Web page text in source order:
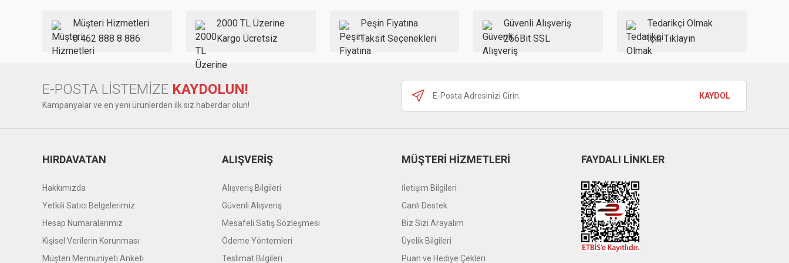
Ürün bilgilerinde hatalar bulunuyor.
Ürün fiyatı diğer sitelerden daha pahalı.
Bu ürüne benzer farklı alternatifler olmalı.
Gönder
Müşteri Hizmetleri
0 462 888 8 886
2000 TL Üzerine
Kargo Ücretsiz
Peşin Fiyatına
Taksit Seçenekleri
Güvenli Alışveriş
256Bit SSL
Tedarikçi Olmak
İçin Tıklayın
E-POSTA LİSTEMİZE KAYDOLUN!
Kampanyalar ve en yeni ürünlerden ilk siz haberdar olun!
KAYDOL
HIRDAVATAN
Hakkımızda
Yetkili Satıcı Belgelerimiz
Hesap Numaralarımız
Kişisel Verilerin Korunması
Müşteri Mennuniyeti Anketi
ALIŞVERİŞ
Alışveriş Bilgileri
Güvenli Alışveriş
Mesafeli Satış Sözleşmesi
Ödeme Yöntemleri
Teslimat Bilgileri
MÜŞTERİ HİZMETLERİ
İletişim Bilgileri
Canlı Destek
Biz Sizi Arayalım
Üyelik Bilgileri
Puan ve Hediye Çekleri
FAYDALI LİNKLER